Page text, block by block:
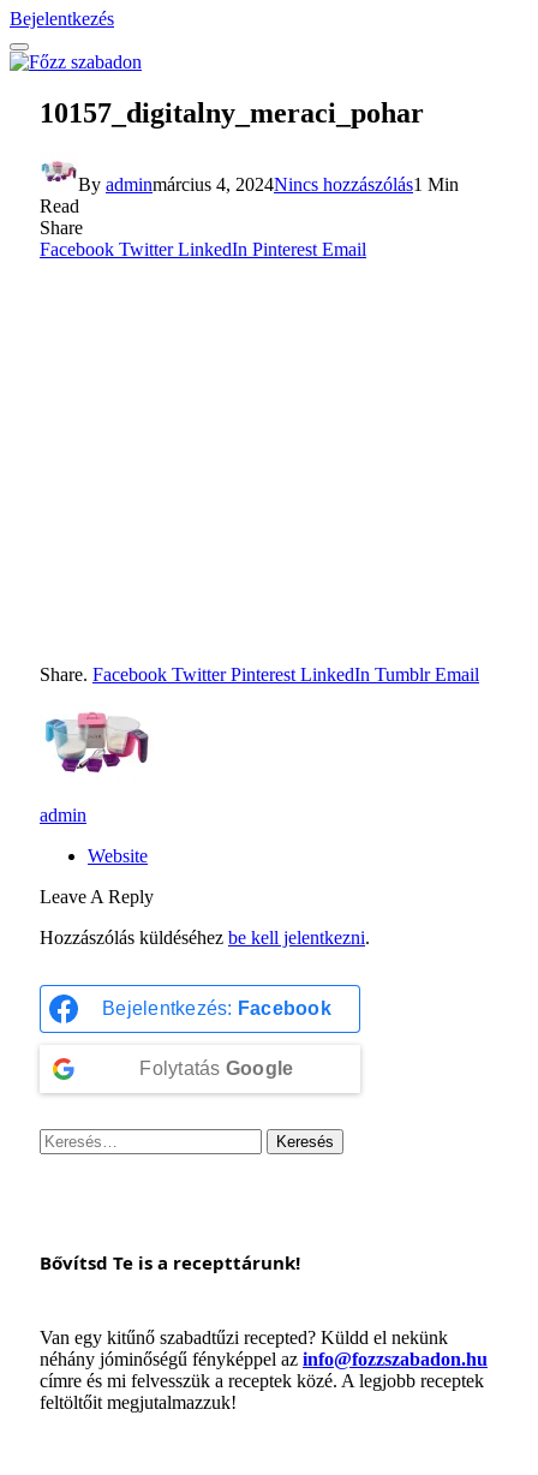
Bejelentkezés
10157_digitalny_meraci_pohar
By adminmárcius 4, 2024Nincs hozzászólás1 Min
Read
Share
Facebook Twitter LinkedIn Pinterest Email
Share. Facebook Twitter Pinterest LinkedIn Tumblr Email
admin
Website
Leave A Reply
Hozzászólás küldéséhez be kell jelentkezni.
Bejelentkezés: Facebook
Folytatás Google
Keresés:
Bővítsd Te is a recepttárunk!
Van egy kitűnő szabadtűzi recepted? Küldd el nekünk
néhány jóminőségű fényképpel az info@fozzszabadon.hu
címre és mi felvesszük a receptek közé. A legjobb receptek
feltöltőit megjutalmazzuk!